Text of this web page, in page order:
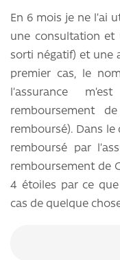
En 6 mois je ne l’ai
une consultation et
sorti négatif) et une
premier cas, le
l’assurance
remboursement
remboursé). Dans le
remboursé par
remboursement de
4 étoiles par ce que
cas de quelque